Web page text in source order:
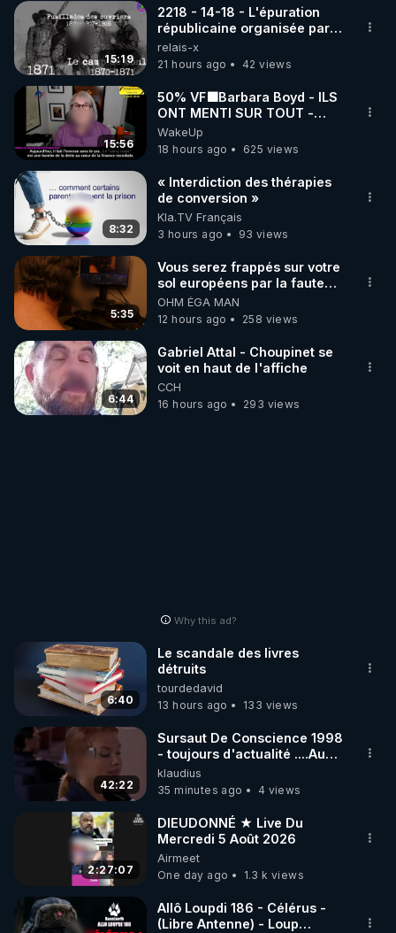
15:19
2218 - 14-18 - L'épuration
républicaine organisée par
les frères de la truelle
relais-x
21 hours ago
42 views
15:56
50% VF🟩Barbara Boyd - ILS
ONT MENTI SUR TOUT -
Jocelyne Traduction
WakeUp
18 hours ago
625 views
8:32
« Interdiction des thérapies
de conversion »
Kla.TV Français
3 hours ago
93 views
5:35
Vous serez frappés sur votre
sol européens par la faute
des dirigeants qui s'en
mettent dans le nez
OHM ÉGA MAN
12 hours ago
258 views
6:44
Gabriel Attal - Choupinet se
voit en haut de l'affiche
CCH
16 hours ago
293 views
Why this ad?
6:40
Le scandale des livres
détruits
tourdedavid
13 hours ago
133 views
42:22
Sursaut De Conscience 1998
- toujours d'actualité ....Au
Dela Du Réel
klaudius
35 minutes ago
4 views
2:27:07
DIEUDONNÉ ★ Live Du
Mercredi 5 Août 2026
Airmeet
One day ago
1.3 k views
Allô Loupdi 186 - Célérus -
(Libre Antenne) - Loup